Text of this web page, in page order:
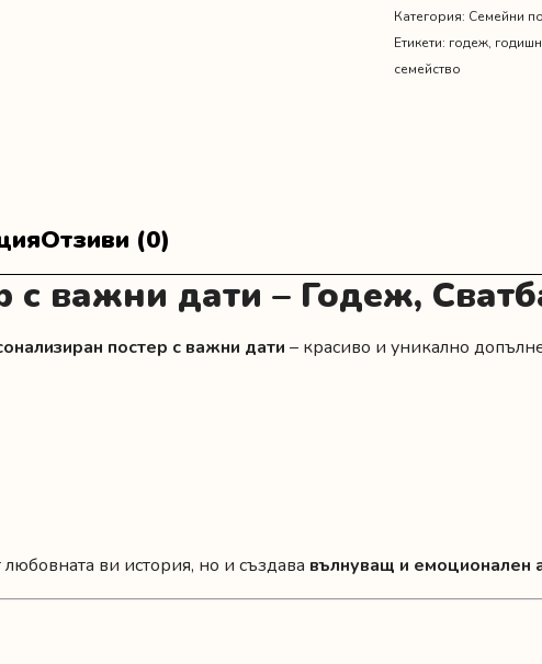
Категория: Семейни
Етикети: годеж,
семейство
Отзиви (0)
с важни дати – Годеж,
постер с важни дати – красиво и уникално
ви история, но и създава вълнуващ и емоционален